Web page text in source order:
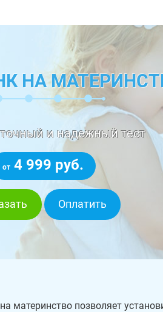
НА
и надежный тест
от 4 999 руб.
Оплатить
материнство позволяет